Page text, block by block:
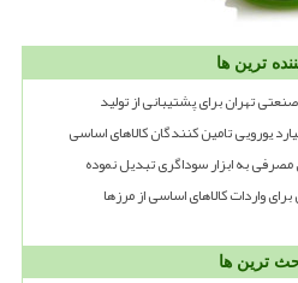
ترین ها
تهران برای پشتیبانی از تولید
به ابزار سوداگری تبدیل نموده
ترین ها